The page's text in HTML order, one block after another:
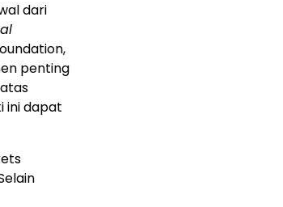
dari
penting
ini dapat